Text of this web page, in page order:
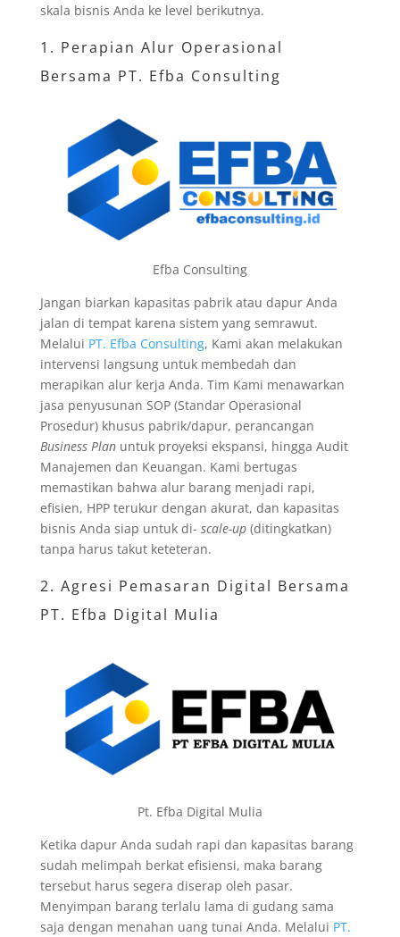
skala bisnis Anda ke level berikutnya.
1. Perapian Alur Operasional
Bersama PT. Efba Consulting
Efba Consulting
Jangan biarkan kapasitas pabrik atau dapur Anda
jalan di tempat karena sistem yang semrawut.
Melalui PT. Efba Consulting, Kami akan melakukan
intervensi langsung untuk membedah dan
merapikan alur kerja Anda. Tim Kami menawarkan
jasa penyusunan SOP (Standar Operasional
Prosedur) khusus pabrik/dapur, perancangan
Business Planuntuk proyeksi ekspansi, hingga Audit
Manajemen dan Keuangan. Kami bertugas
memastikan bahwa alur barang menjadi rapi,
efisien, HPP terukur dengan akurat, dan kapasitas
bisnis Anda siap untuk di- scale-up(ditingkatkan)
tanpa harus takut keteteran.
2. Agresi Pemasaran Digital Bersama
PT. Efba Digital Mulia
Pt. Efba Digital Mulia
Ketika dapur Anda sudah rapi dan kapasitas barang
sudah melimpah berkat efisiensi, maka barang
tersebut harus segera diserap oleh pasar.
Menyimpan barang terlalu lama di gudang sama
saja dengan menahan uang tunai Anda. Melalui PT.